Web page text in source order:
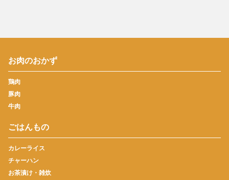
お肉のおかず
鶏肉
豚肉
牛肉
ごはんもの
カレーライス
チャーハン
お茶漬け・雑炊